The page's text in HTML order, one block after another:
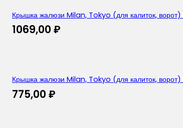
Крышка жалюзи Milan, Tokyo (для калиток,
1069,00 ₽
Крышка жалюзи Milan, Tokyo (для калиток,
775,00 ₽